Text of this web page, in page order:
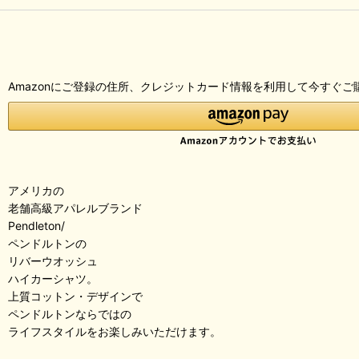
Amazonにご登録の住所、クレジットカード情報を利用して今すぐご
アメリカの
老舗高級アパレルブランド
Pendleton/
ペンドルトンの
リバーウオッシュ
ハイカーシャツ。
上質コットン・デザインで
ペンドルトンならではの
ライフスタイルをお楽しみいただけます。